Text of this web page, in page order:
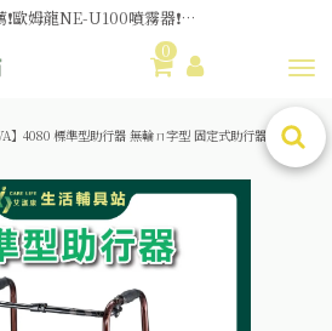
媽媽社團推薦❗歐姆龍NE-U100噴霧器❗躺著噴也👌
👍好評不斷~🆕品項更新中
0
】4080 標準型助行器 無輪ㄇ字型 固定式助行器